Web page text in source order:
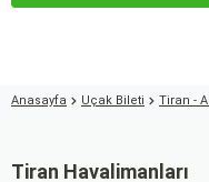
Anasayfa Uçak Bileti Tiran -
Tiran Havalimanları